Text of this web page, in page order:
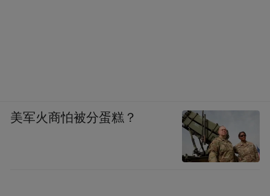
美军火商怕被分蛋糕？